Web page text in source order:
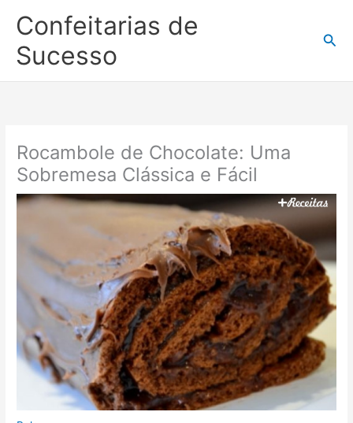
para
conteúdo
Confeitarias de
Sucesso
Rocambole de Chocolate: Uma
Sobremesa Clássica e Fácil